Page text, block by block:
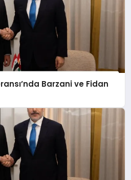
Barzani ve Fidan